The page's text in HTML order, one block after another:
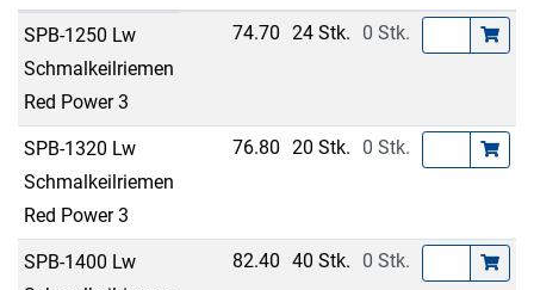
SPB-1250 Lw
Schmalkeilriemen
Red Power 3
74.70 24 Stk. 0 Stk.
SPB-1320 Lw
Schmalkeilriemen
Red Power 3
76.80 20 Stk. 0 Stk.
SPB-1400 Lw
82.40 40 Stk. 0 Stk.